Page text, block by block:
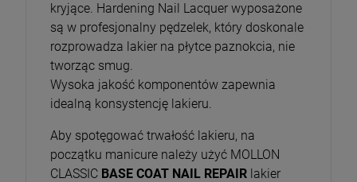
kryjące. Hardening Nail Lacquer wyposażone
są w profesjonalny pędzelek, który doskonale
rozprowadza lakier na płytce paznokcia, nie
tworząc smug.
Wysoka jakość komponentów zapewnia
idealną konsystencję lakieru.
Aby spotęgować trwałość lakieru, na
początku manicure należy użyć MOLLON
CLASSIC BASE COAT NAIL REPAIR lakier